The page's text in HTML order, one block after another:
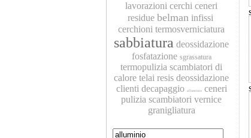
lavorazioni cerchi ceneri
residue belman infissi
cerchioni termosverniciatura
sabbiatura deossidazione
fosfatazione sgrassatura
termopulizia scambiatori di
calore telai resis deossidazione
clienti decapaggio alluminio
ceneri
pulizia scambiatori vernice
granigliatura